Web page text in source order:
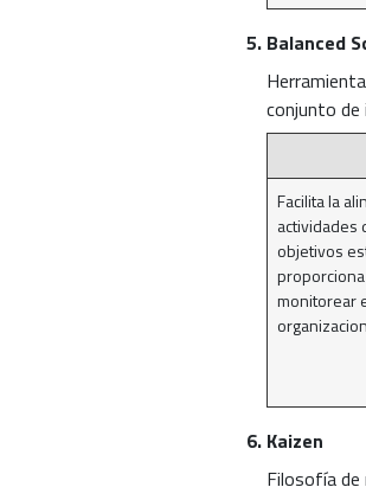
Balanced
conjunto de
Facilita la
actividades
objetivos
monitorear
Kaizen
Filosofía de